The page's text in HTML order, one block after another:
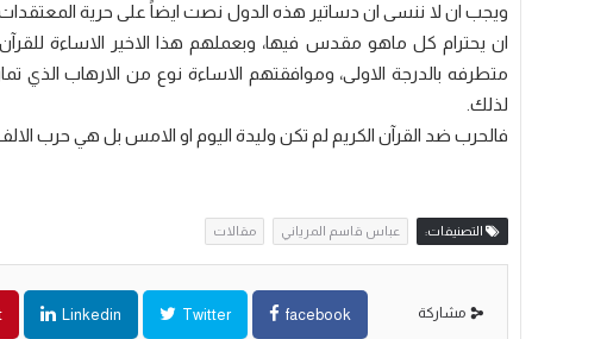
ويجب ان لا ننسى ان دساتير هذه الدول نصت ايضاً على حرية المعتقدات
ان يحترام كل ماهو مقدس فيها، وبعملهم هذا الاخير الاساءة
متطرفه بالدرجة الاولى، وموافقتهم الاساءة نوع من الارهاب
لذلك.
فالحرب ضد القرآن الكريم لم تكن وليدة اليوم او الامس بل هي حرب
التصنيفات: عباس قاسم المرياني مقالات
مشاركة facebook
Twitter
Linkedin